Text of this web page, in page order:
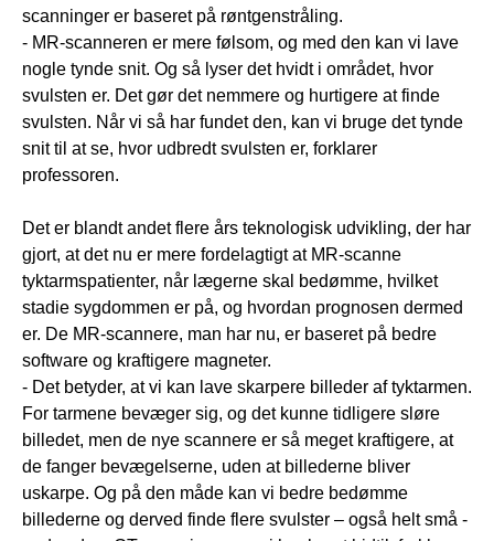
scanninger er baseret på røntgenstråling.
- MR-scanneren er mere følsom, og med den kan vi lave
nogle tynde snit. Og så lyser det hvidt i området, hvor
svulsten er. Det gør det nemmere og hurtigere at finde
svulsten. Når vi så har fundet den, kan vi bruge det tynde
snit til at se, hvor udbredt svulsten er, forklarer
professoren.
Det er blandt andet flere års teknologisk udvikling, der har
gjort, at det nu er mere fordelagtigt at MR-scanne
tyktarmspatienter, når lægerne skal bedømme, hvilket
stadie sygdommen er på, og hvordan prognosen dermed
er. De MR-scannere, man har nu, er baseret på bedre
software og kraftigere magneter.
- Det betyder, at vi kan lave skarpere billeder af tyktarmen.
For tarmene bevæger sig, og det kunne tidligere sløre
billedet, men de nye scannere er så meget kraftigere, at
de fanger bevægelserne, uden at billederne bliver
uskarpe. Og på den måde kan vi bedre bedømme
billederne og derved finde flere svulster – også helt små -